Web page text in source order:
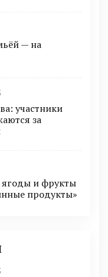
— на
участники
за
и фрукты
продукты»